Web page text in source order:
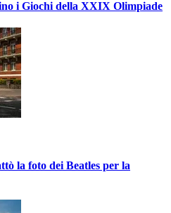
i Giochi della XXIX Olimpiade
la foto dei Beatles per la